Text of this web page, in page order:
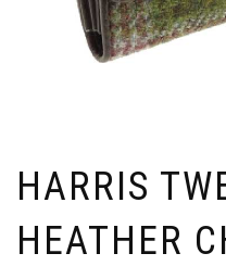
HARRIS
HEATHER